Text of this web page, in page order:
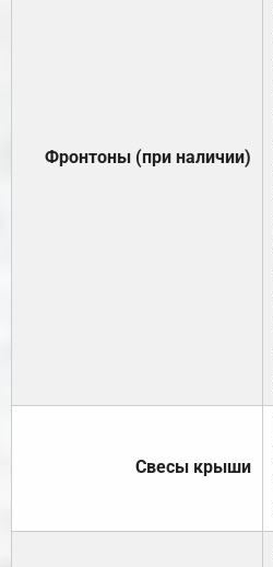
Фронтоны (при наличии)
Свесы крыши